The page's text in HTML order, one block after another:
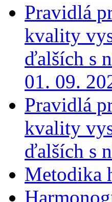
Pravidlá
kvality
ďalších s
01. 09.
Pravidlá
kvality
ďalších s
Metodika